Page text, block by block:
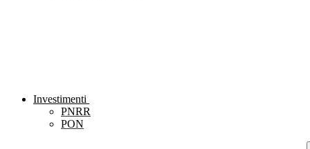
Investimenti
PNRR
PON